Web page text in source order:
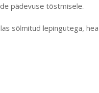
pädevuse tõstmisele.
sõlmitud lepingutega,